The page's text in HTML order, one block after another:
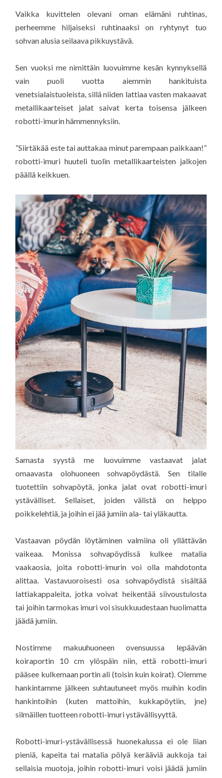
Vaikka kuvittelen olevani oman elämäni ruhtinas,
perheemme hiljaiseksi ruhtinaaksi on ryhtynyt tuo
sohvan alusia seilaava pikkuystävä.
Sen vuoksi me nimittäin luovuimme kesän kynnyksellä
vain puoli vuotta aiemmin hankituista
venetsialaistuoleista, sillä niiden lattiaa vasten makaavat
metallikaarteiset jalat saivat kerta toisensa jälkeen
robotti-imurin hämmennyksiin.
”Siirtäkää este tai auttakaa minut parempaan paikkaan!”
robotti-imuri huuteli tuolin metallikaarteisten jalkojen
päällä keikkuen.
Samasta syystä me luovuimme vastaavat jalat
omaavasta olohuoneen sohvapöydästä. Sen tilalle
tuotettiin sohvapöytä, jonka jalat ovat robotti-imuri
ystävälliset. Sellaiset, joiden välistä on helppo
poikkelehtiä, ja joihin ei jää jumiin ala- tai yläkautta.
Vastaavan pöydän löytäminen valmiina oli yllättävän
vaikeaa. Monissa sohvapöydissä kulkee matalia
vaakaosia, joita robotti-imurin voi olla mahdotonta
alittaa. Vastavuoroisesti osa sohvapöydistä sisältää
lattiakappaleita, jotka voivat heikentää siivoustulosta
tai joihin tarmokas imuri voi sisukkuudestaan huolimatta
jäädä jumiin.
Nostimme makuuhuoneen ovensuussa lepäävän
koiraportin 10 cm ylöspäin niin, että robotti-imuri
pääsee kulkemaan portin ali (toisin kuin koirat). Olemme
hankintamme jälkeen suhtautuneet myös muihin kodin
hankintoihin (kuten mattoihin, kukkapöytiin, jne)
silmäillen tuotteen robotti-imuri ystävällisyyttä.
Robotti-imuri-ystävällisessä huonekalussa ei ole liian
pieniä, kapeita tai matalia pölyä kerääviä aukkoja tai
sellaisia muotoja, joihin robotti-imuri voisi jäädä jumiin